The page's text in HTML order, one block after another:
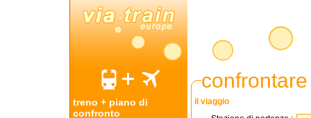
treno + piano di
confronto
il viaggio